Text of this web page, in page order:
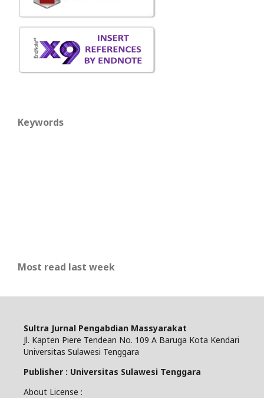
Keywords
Most read last week
Sultra Jurnal Pengabdian Massyarakat
Jl. Kapten Piere Tendean No. 109 A Baruga Kota Kendari
Universitas Sulawesi Tenggara
Publisher : Universitas Sulawesi Tenggara
About License :